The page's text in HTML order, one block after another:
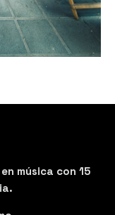
música con 15